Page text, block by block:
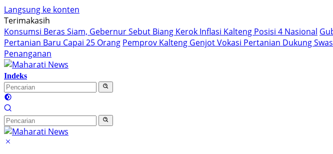
Langsung ke konten
Terimakasih
Konsumsi Beras Siam, Gebernur Sebut Biang Kerok Inflasi Kalteng Posisi 4 Nasional
Pertanian Baru Capai 25 Orang Pemprov Kalteng Genjot Vokasi Pertanian Dukung
Penanganan
Indeks